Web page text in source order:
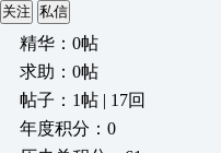
关注 私信
精华：0帖
求助：0帖
帖子：1帖 | 17回
年度积分：0